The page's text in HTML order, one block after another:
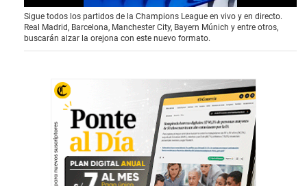
0
o
f
3
9
Sigue todos los partidos de la Champions League en vivo y en directo.
Real Madrid, Barcelona, Manchester City, Bayern Múnich y entre otros,
buscarán alzar la orejona con este nuevo formato.